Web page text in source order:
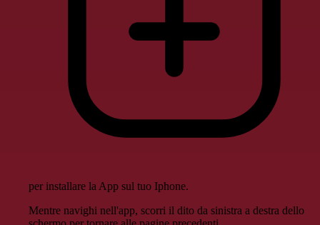
per installare la App sul tuo Iphone.
Mentre navighi nell'app, scorri il dito da sinistra a destra dello